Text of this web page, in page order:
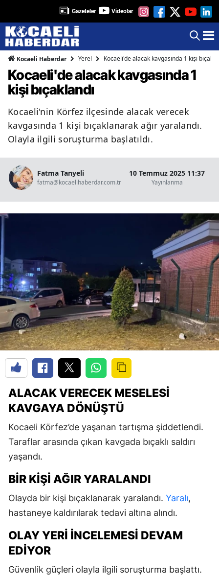
Gazeteler Videolar
Kocaeli Haberdar Yerel Kocaeli'de alacak kavgasında 1 kişi
Kocaeli'de alacak kavgasında 1
kişi bıçaklandı
Kocaeli'nin Körfez ilçesinde alacak verecek
kavgasında 1 kişi bıçaklanarak ağır yaralandı.
Olayla ilgili soruşturma başlatıldı.
Fatma Tanyeli
fatma@kocaelihaberdar.com.tr
10 Temmuz 2025 11:37
Yayınlanma
ALACAK VERECEK MESELESI
KAVGAYA DÖNÜŞTÜ
Kocaeli Körfez’de yaşanan tartışma şiddetlendi.
Taraflar arasında çıkan kavgada bıçaklı saldırı
yaşandı.
BIR KIŞI AĞIR YARALANDI
Olayda bir kişi bıçaklanarak yaralandı. Yaralı,
hastaneye kaldırılarak tedavi altına alındı.
OLAY YERI INCELEMESI DEVAM
EDIYOR
Güvenlik güçleri olayla ilgili soruşturma başlattı.